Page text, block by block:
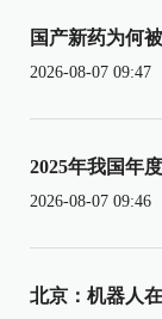
国产新药为何
2026-08-07 09:47
2025年我国年
2026-08-07 09:46
北京：机器人